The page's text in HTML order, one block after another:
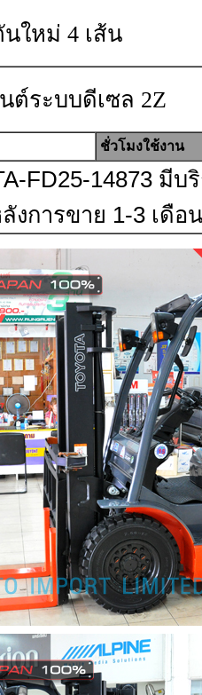
ใหม่ 4 เส้น
ต์ระบบดีเซล 2Z
ชั่วโมงใช้งาน
FD25-14873 มีบ
งการขาย 1-3 เดือน